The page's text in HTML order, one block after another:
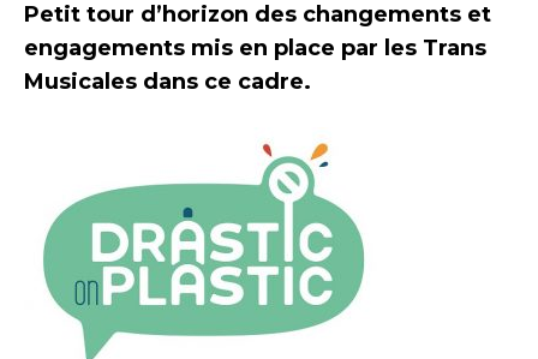
Petit tour d’horizon des changements et
engagements mis en place par les Trans
Musicales dans ce cadre.